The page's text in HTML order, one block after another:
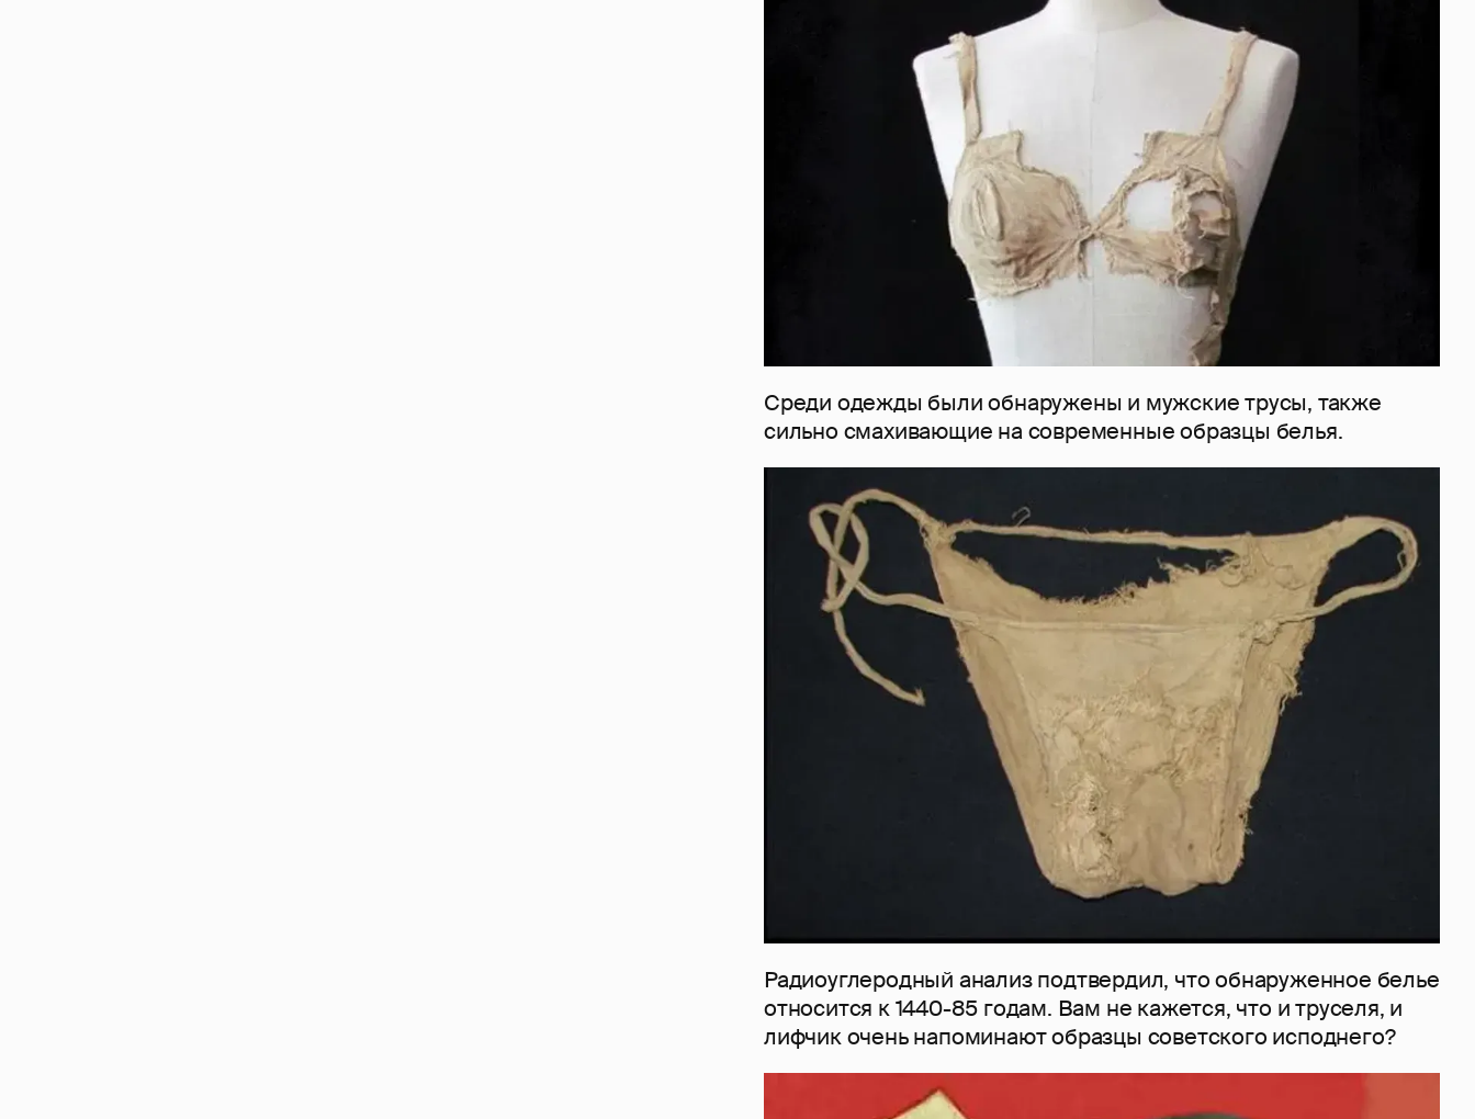
Среди одежды были обнаружены и мужские трусы, также
сильно смахивающие на современные образцы белья.
Радиоуглеродный анализ подтвердил, что обнаруженное белье
относится к 1440-85 годам. Вам не кажется, что и труселя, и
лифчик очень напоминают образцы советского исподнего?